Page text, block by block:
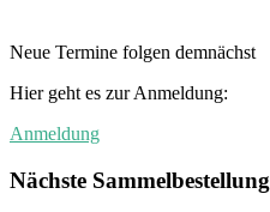
Neue Termine folgen demnächst
Hier geht es zur Anmeldung:
Anmeldung
Nächste Sammelbestellung